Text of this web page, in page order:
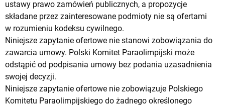
ustawy prawo zamówień publicznych, a propozycje
składane przez zainteresowane podmioty nie są ofertami
w rozumieniu kodeksu cywilnego.
Niniejsze zapytanie ofertowe nie stanowi zobowiązania do
zawarcia umowy. Polski Komitet Paraolimpijski może
odstąpić od podpisania umowy bez podania uzasadnienia
swojej decyzji.
Niniejsze zapytanie ofertowe nie zobowiązuje Polskiego
Komitetu Paraolimpijskiego do żadnego określonego